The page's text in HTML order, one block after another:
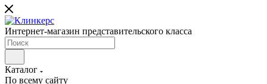
Интернет-магазин представительского класса
Каталог
По всему сайту